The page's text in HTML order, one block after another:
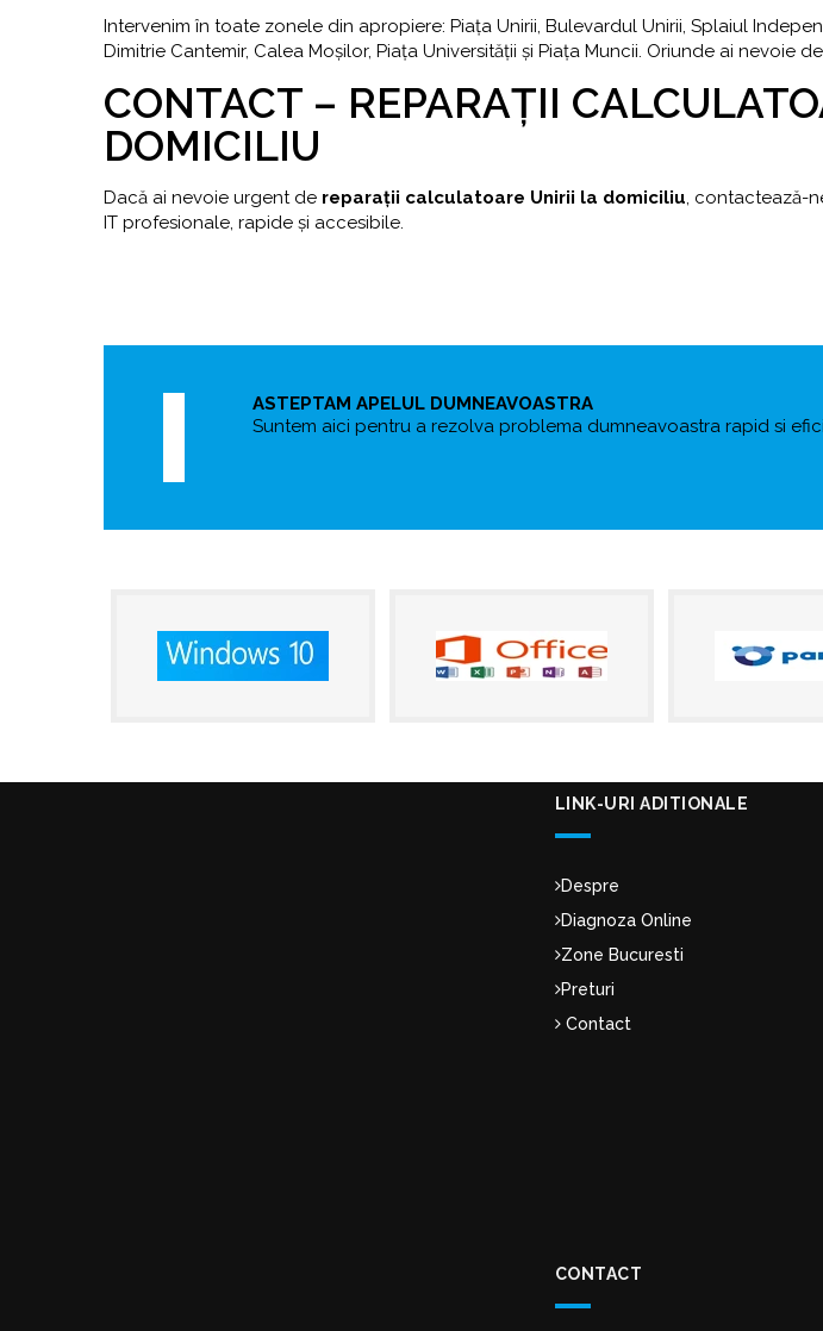
Intervenim în toate zonele din apropiere: Piața Unirii, Bulevardul Unirii, Splaiul
Dimitrie Cantemir, Calea Moșilor, Piața Universității și Piața Muncii. Oriunde ai nevoie
CONTACT – REPARAȚII
DOMICILIU
Dacă ai nevoie urgent de reparații calculatoare Unirii la domiciliu, contactează-
IT profesionale, rapide și accesibile.
ASTEPTAM APELUL DUMNEAVOASTRA
Suntem aici pentru a rezolva problema dumneavoastra rapid si
LINK-URI ADITIONALE
Despre
Diagnoza Online
Zone Bucuresti
Preturi
Contact
CONTACT